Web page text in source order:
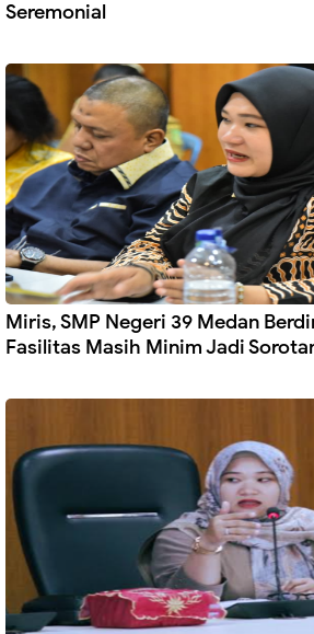
Seremonial
Miris, SMP Negeri 39 Medan
Fasilitas Masih Minim Jadi